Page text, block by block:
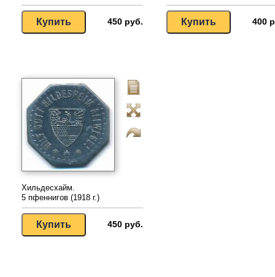
450 руб. 400
Хильдесхайм.
5 пфеннигов (1918 г.)
450 руб.